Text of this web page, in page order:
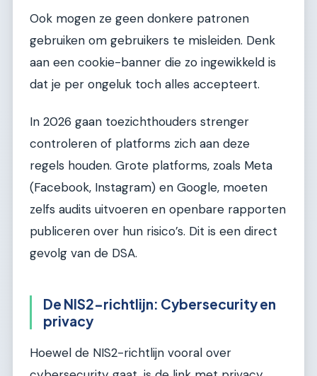
Ook mogen ze geen donkere patronen
gebruiken om gebruikers te misleiden. Denk
aan een cookie-banner die zo ingewikkeld is
dat je per ongeluk toch alles accepteert.
In 2026 gaan toezichthouders strenger
controleren of platforms zich aan deze
regels houden. Grote platforms, zoals Meta
(Facebook, Instagram) en Google, moeten
zelfs audits uitvoeren en openbare rapporten
publiceren over hun risico’s. Dit is een direct
gevolg van de DSA.
De NIS2-richtlijn: Cybersecurity en
privacy
Hoewel de NIS2-richtlijn vooral over